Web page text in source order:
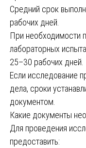
Средний срок
рабочих дней.
При необходимости
лабораторных
25–30 рабочих дней.
Если исследование
дела, сроки
документом.
Какие документы
Для проведения
предоставить: